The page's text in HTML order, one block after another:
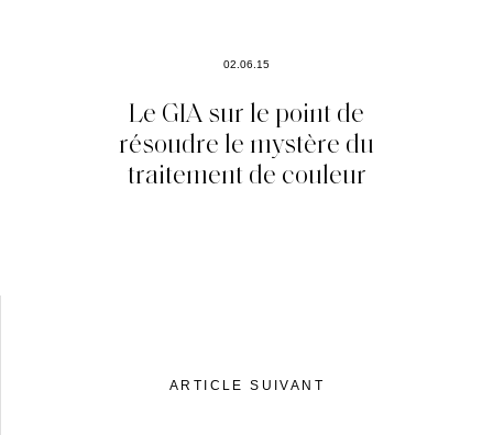
02.06.15
Le GIA sur le point de
résoudre le mystère du
traitement de couleur
ARTICLE SUIVANT